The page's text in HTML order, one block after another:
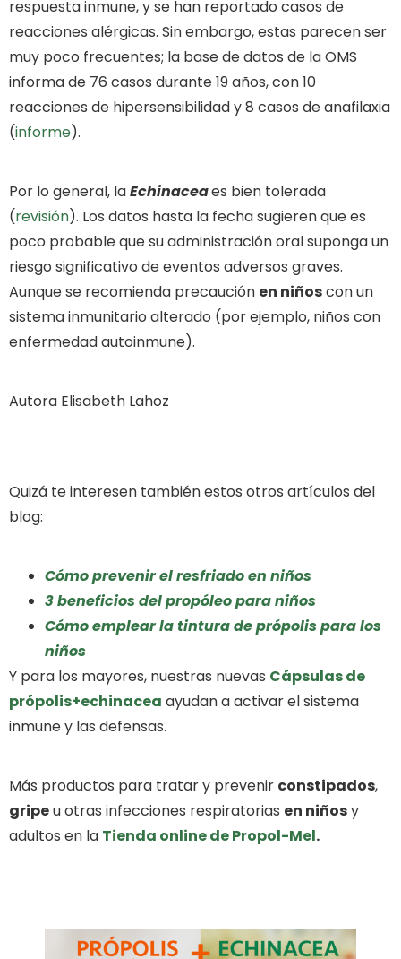
respuesta inmune, y se han reportado casos de
reacciones alérgicas. Sin embargo, estas parecen ser
muy poco frecuentes; la base de datos de la OMS
informa de 76 casos durante 19 años, con 10
reacciones de hipersensibilidad y 8 casos de anafilaxia
(informe).
Por lo general, laEchinaceaes bien tolerada
(revisión). Los datos hasta la fecha sugieren que es
poco probable que su administración oral suponga un
riesgo significativo de eventos adversos graves.
Aunque se recomienda precaución en niñoscon un
sistema inmunitario alterado (por ejemplo, niños con
enfermedad autoinmune).
Autora Elisabeth Lahoz
Quizá te interesen también estos otros artículos del
blog:
Cómo prevenir el resfriado en niños
3 beneficios del propóleo para niños
Cómo emplear la tintura de própolis para los
niños
Y para los mayores, nuestras nuevas Cápsulas de
própolis+echinacea ayudan a activar el sistema
inmune y las defensas.
Más productos para tratar y prevenir constipados,
gripeu otras infecciones respiratorias en niñosy
adultos en la Tienda online de Propol-Mel.